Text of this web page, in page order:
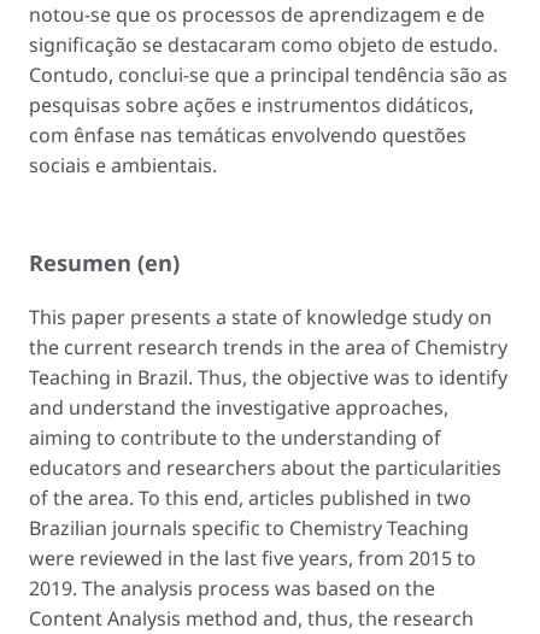
notou-se que os processos de aprendizagem e de
significação se destacaram como objeto de estudo.
Contudo, conclui-se que a principal tendência são as
pesquisas sobre ações e instrumentos didáticos,
com ênfase nas temáticas envolvendo questões
sociais e ambientais.
Resumen (en)
This paper presents a state of knowledge study on
the current research trends in the area of Chemistry
Teaching in Brazil. Thus, the objective was to identify
and understand the investigative approaches,
aiming to contribute to the understanding of
educators and researchers about the particularities
of the area. To this end, articles published in two
Brazilian journals specific to Chemistry Teaching
were reviewed in the last five years, from 2015 to
2019. The analysis process was based on the
Content Analysis method and, thus, the research